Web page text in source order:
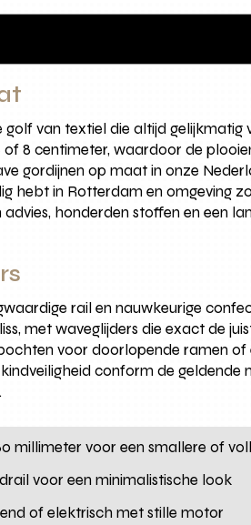
van textiel die altijd
8 centimeter, waardoor de
gordijnen op maat in onze
hebt in Rotterdam en omgeving
honderden stoffen en een
rail en nauwkeurige
met waveglijders die exact de
voor doorlopende ramen
conform de geldende
millimeter voor een smallere of
voor een minimalistische look
of elektrisch met stille motor